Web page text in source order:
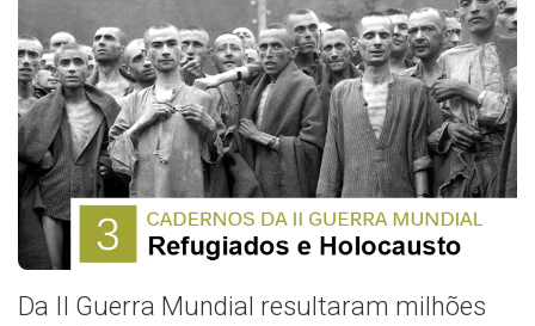
Da II Guerra Mundial resultaram milhões